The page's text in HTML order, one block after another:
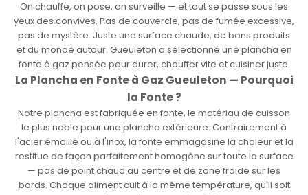
On chauffe, on pose, on surveille — et tout se passe sous les
yeux des convives. Pas de couvercle, pas de fumée excessive,
pas de mystère. Juste une surface chaude, de bons produits
et du monde autour. Gueuleton a sélectionné une plancha en
fonte à gaz pensée pour durer, chauffer vite et cuisiner juste.
La Plancha en Fonte à Gaz Gueuleton — Pourquoi
la Fonte ?
Notre plancha est fabriquée en fonte, le matériau de cuisson
le plus noble pour une plancha extérieure. Contrairement à
l'acier émaillé ou à l'inox, la fonte emmagasine la chaleur et la
restitue de façon parfaitement homogène sur toute la surface
— pas de point chaud au centre et de zone froide sur les
bords. Chaque aliment cuit à la même température, qu'il soit